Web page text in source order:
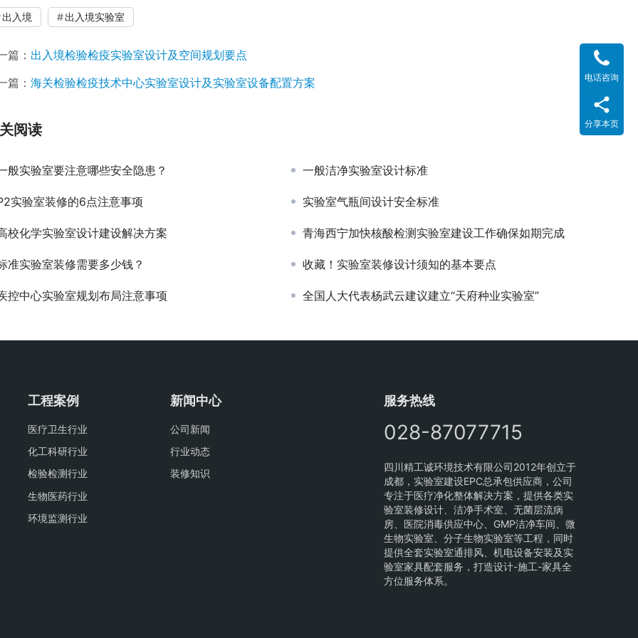
出入境 出入境实验室
篇： 出入境检验检疫实验室设计及空间规划要点
篇： 海关检验检疫技术中心实验室设计及实验室设备配置方案
阅读
般实验室要注意哪些安全隐患？ 一般洁净实验室设计标准
实验室装修的6点注意事项 实验室气瓶间设计安全标准
校化学实验室设计建设解决方案 青海西宁加快核酸检测实验室建设工作确保如期完成
准实验室装修需要多少钱？ 收藏！实验室装修设计须知的基本要点
控中心实验室规划布局注意事项 全国人大代表杨武云建议建立“天府种业实验室”
工程案例
医疗卫生行业
化工科研行业
检验检测行业
生物医药行业
环境监测行业
新闻中心
公司新闻
行业动态
装修知识
服务热线
028-87077715
四川精工诚环境技术有限公司2012年创立于
成都，实验室建设EPC总承包供应商，公司
专注于医疗净化整体解决方案，提供各类实
验室装修设计、洁净手术室、无菌层流病
房、医院消毒供应中心、GMP洁净车间、微
生物实验室、分子生物实验室等工程，同时
提供全套实验室通排风、机电设备安装及实
验室家具配套服务，打造设计-施工-家具全
方位服务体系。
电话咨询
分享本页